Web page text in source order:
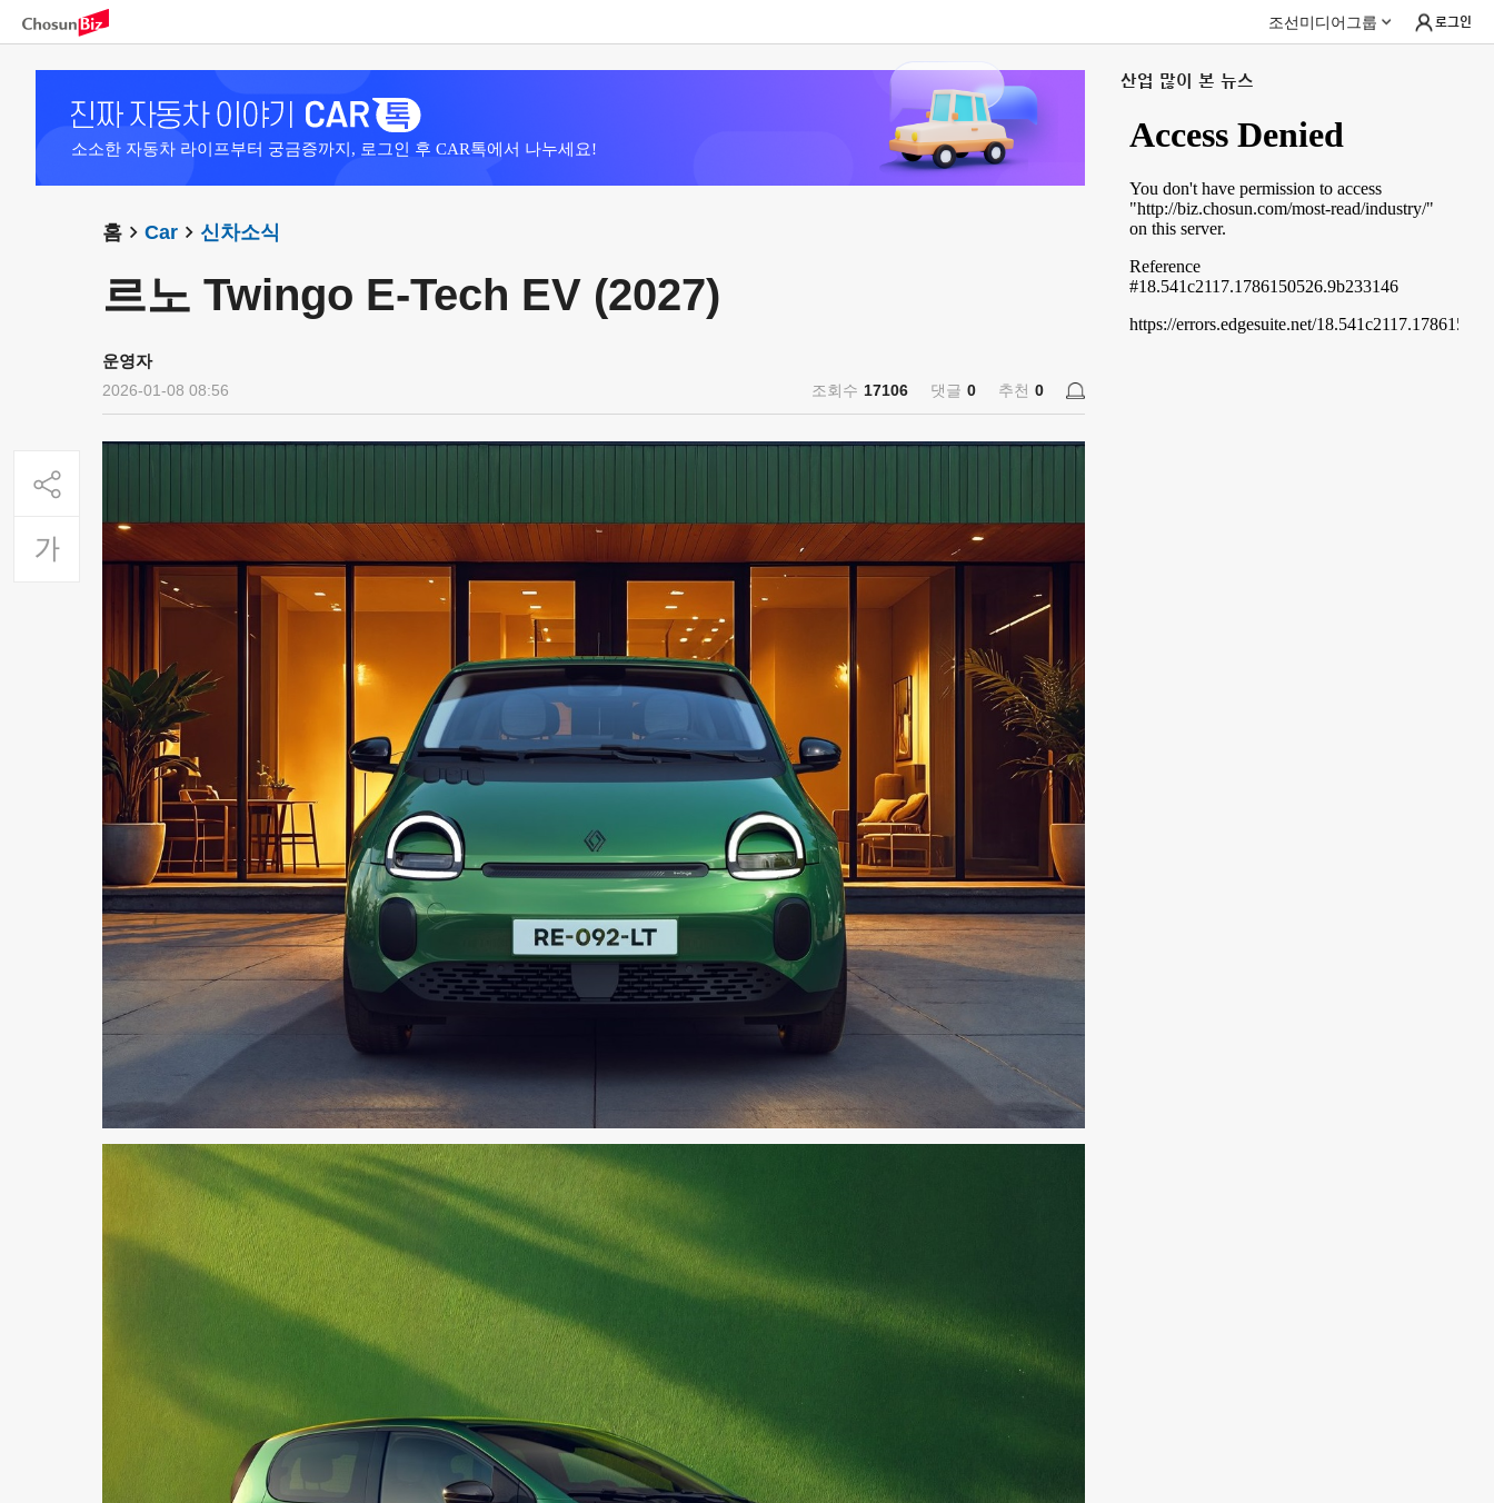
조선미디어그룹 로그인
소소한 자동차 라이프부터 궁금증까지, 로그인 후 CAR톡에서 나누세요!
홈 Car 신차소식
르노 Twingo E-Tech EV (2027)
운영자
2026-01-08 08:56 조회수 17106 댓글 0 추천 0
산업 많이 본 뉴스